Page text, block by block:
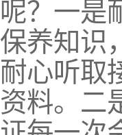
呢？一是
保养知识
耐心听取
资料。二